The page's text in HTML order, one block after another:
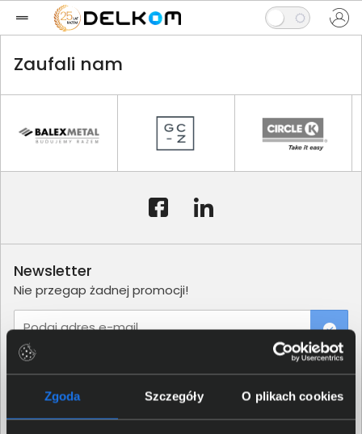
Zgoda Szczegóły O plikach cookies
Zaufali nam
Newsletter
Nie przegap żadnej promocji!
Podaj adres e-mail